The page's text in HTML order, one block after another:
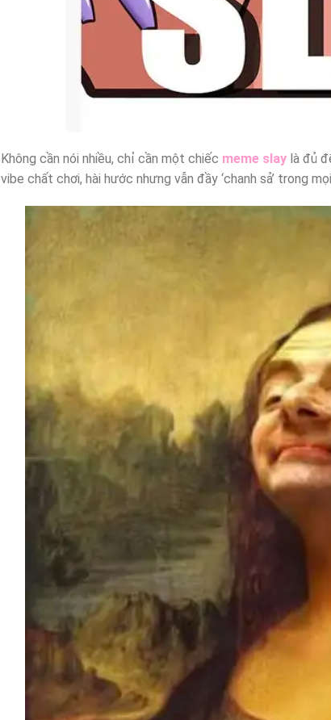
Không cần nói nhiều, chỉ cần một chiếc meme slay là đủ
vibe chất chơi, hài hước nhưng vẫn đầy ‘chanh sả’ trong